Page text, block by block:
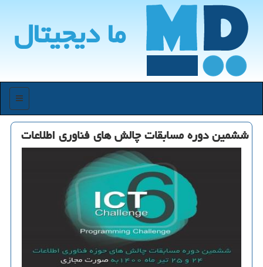
ما دیجیتال
منو
ششمین دوره مسابقات چالش های فناوری اطلاعات